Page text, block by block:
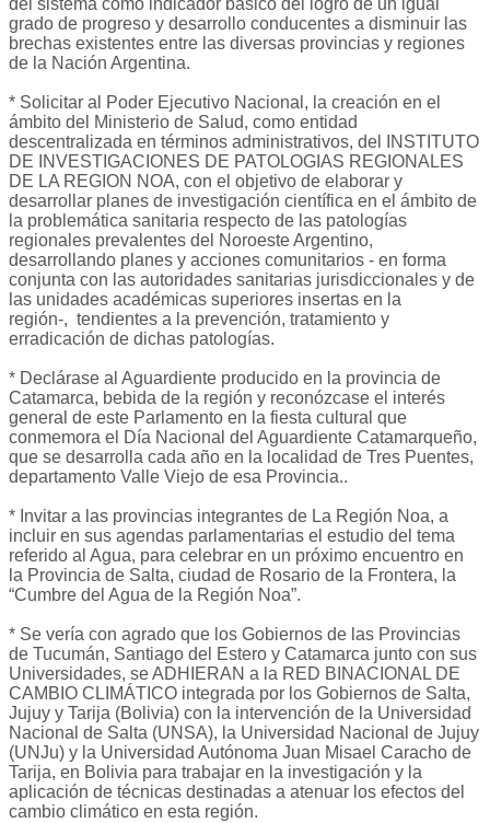
del sistema como indicador básico del logro de un igual
grado de progreso y desarrollo conducentes a disminuir las
brechas existentes entre las diversas provincias y regiones
de la Nación Argentina.
* Solicitar al Poder Ejecutivo Nacional, la creación en el
ámbito del Ministerio de Salud, como entidad
descentralizada en términos administrativos, del INSTITUTO
DE INVESTIGACIONES DE PATOLOGIAS REGIONALES
DE LA REGION NOA, con el objetivo de elaborar y
desarrollar planes de investigación científica en el ámbito de
la problemática sanitaria respecto de las patologías
regionales prevalentes del Noroeste Argentino,
desarrollando planes y acciones comunitarios - en forma
conjunta con las autoridades sanitarias jurisdiccionales y de
las unidades académicas superiores insertas en la
región-, tendientes a la prevención, tratamiento y
erradicación de dichas patologías.
* Declárase al Aguardiente producido en la provincia de
Catamarca, bebida de la región y reconózcase el interés
general de este Parlamento en la fiesta cultural que
conmemora el Día Nacional del Aguardiente Catamarqueño,
que se desarrolla cada año en la localidad de Tres Puentes,
departamento Valle Viejo de esa Provincia..
* Invitar a las provincias integrantes de La Región Noa, a
incluir en sus agendas parlamentarias el estudio del tema
referido al Agua, para celebrar en un próximo encuentro en
la Provincia de Salta, ciudad de Rosario de la Frontera, la
“Cumbre del Agua de la Región Noa”.
* Se vería con agrado que los Gobiernos de las Provincias
de Tucumán, Santiago del Estero y Catamarca junto con sus
Universidades, se ADHIERAN a la RED BINACIONAL DE
CAMBIO CLIMÁTICO integrada por los Gobiernos de Salta,
Jujuy y Tarija (Bolivia) con la intervención de la Universidad
Nacional de Salta (UNSA), la Universidad Nacional de Jujuy
(UNJu) y la Universidad Autónoma Juan Misael Caracho de
Tarija, en Bolivia para trabajar en la investigación y la
aplicación de técnicas destinadas a atenuar los efectos del
cambio climático en esta región.